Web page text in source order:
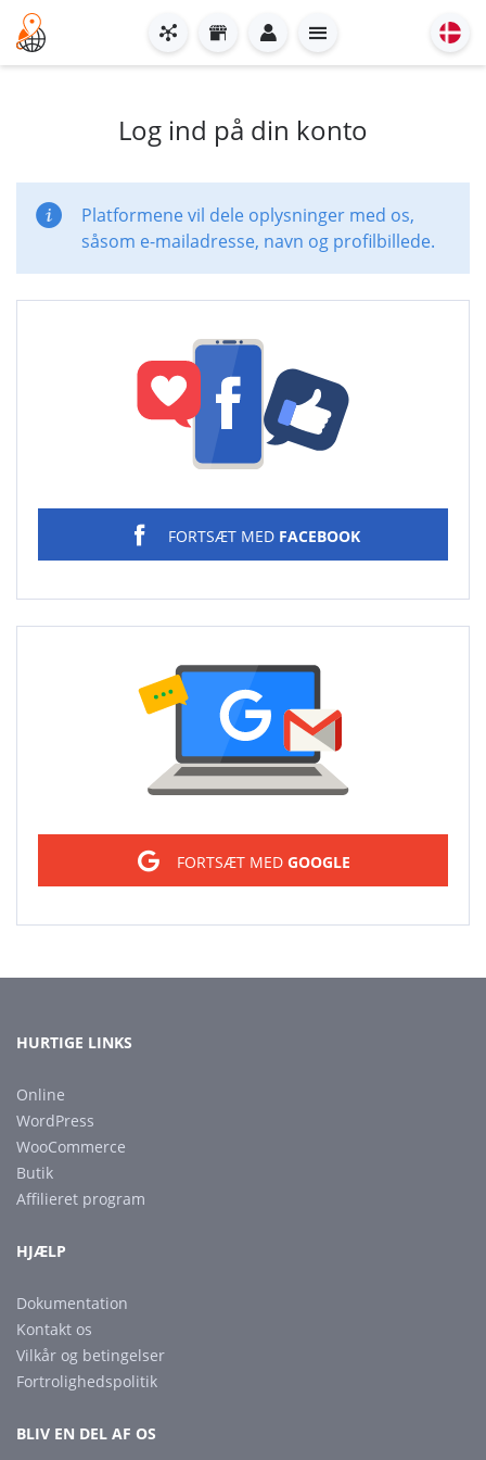
Log ind på din konto
Platformene vil dele oplysninger med os,
såsom e-mailadresse, navn og profilbillede.
FORTSÆT MED FACEBOOK
FORTSÆT MED GOOGLE
HURTIGE LINKS
Online
WordPress
WooCommerce
Butik
Affilieret program
HJÆLP
Dokumentation
Kontakt os
Vilkår og betingelser
Fortrolighedspolitik
BLIV EN DEL AF OS